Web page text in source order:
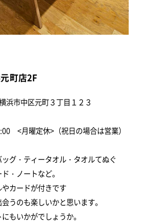
町店2F
浜市中区元町３丁目１２３
<月曜定休>（祝日の場合は営業）
グ・ティータオル・タオルてぬぐ
・ノートなど。
カードが付きです
うのも楽しいかと思います。
もいかがでしょうか。